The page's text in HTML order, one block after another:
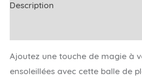
Description
Ajoutez une touche de magie à
ensoleillées avec cette balle de